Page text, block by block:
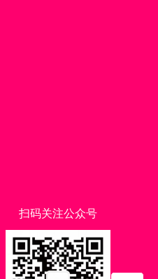
扫码关注公众号